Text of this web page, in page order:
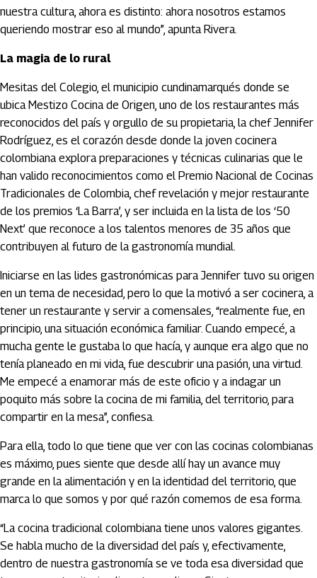
nuestra cultura, ahora es distinto: ahora nosotros estamos
queriendo mostrar eso al mundo”, apunta Rivera.
La magia de lo rural
Mesitas del Colegio, el municipio cundinamarqués donde se
ubica Mestizo Cocina de Origen, uno de los restaurantes más
reconocidos del país y orgullo de su propietaria, la chef Jennifer
Rodríguez, es el corazón desde donde la joven cocinera
colombiana explora preparaciones y técnicas culinarias que le
han valido reconocimientos como el Premio Nacional de Cocinas
Tradicionales de Colombia, chef revelación y mejor restaurante
de los premios ‘La Barra’, y ser incluida en la lista de los ‘50
Next’ que reconoce a los talentos menores de 35 años que
contribuyen al futuro de la gastronomía mundial.
Iniciarse en las lides gastronómicas para Jennifer tuvo su origen
en un tema de necesidad, pero lo que la motivó a ser cocinera, a
tener un restaurante y servir a comensales, “realmente fue, en
principio, una situación económica familiar. Cuando empecé, a
mucha gente le gustaba lo que hacía, y aunque era algo que no
tenía planeado en mi vida, fue descubrir una pasión, una virtud.
Me empecé a enamorar más de este oficio y a indagar un
poquito más sobre la cocina de mi familia, del territorio, para
compartir en la mesa”, confiesa.
Para ella, todo lo que tiene que ver con las cocinas colombianas
es máximo, pues siente que desde allí hay un avance muy
grande en la alimentación y en la identidad del territorio, que
marca lo que somos y por qué razón comemos de esa forma.
“La cocina tradicional colombiana tiene unos valores gigantes.
Se habla mucho de la diversidad del país y, efectivamente,
dentro de nuestra gastronomía se ve toda esa diversidad que